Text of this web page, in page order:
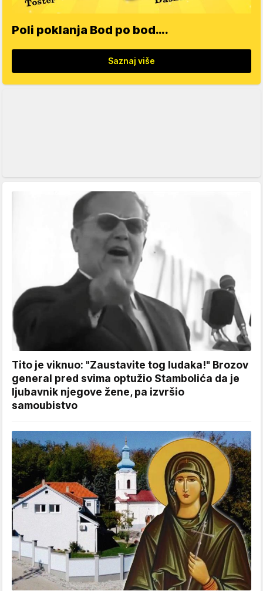
Poli poklanja Bod po bod….
Saznaj više
Tito je viknuo: "Zaustavite tog ludaka!" Brozov
general pred svima optužio Stambolića da je
ljubavnik njegove žene, pa izvršio
samoubistvo